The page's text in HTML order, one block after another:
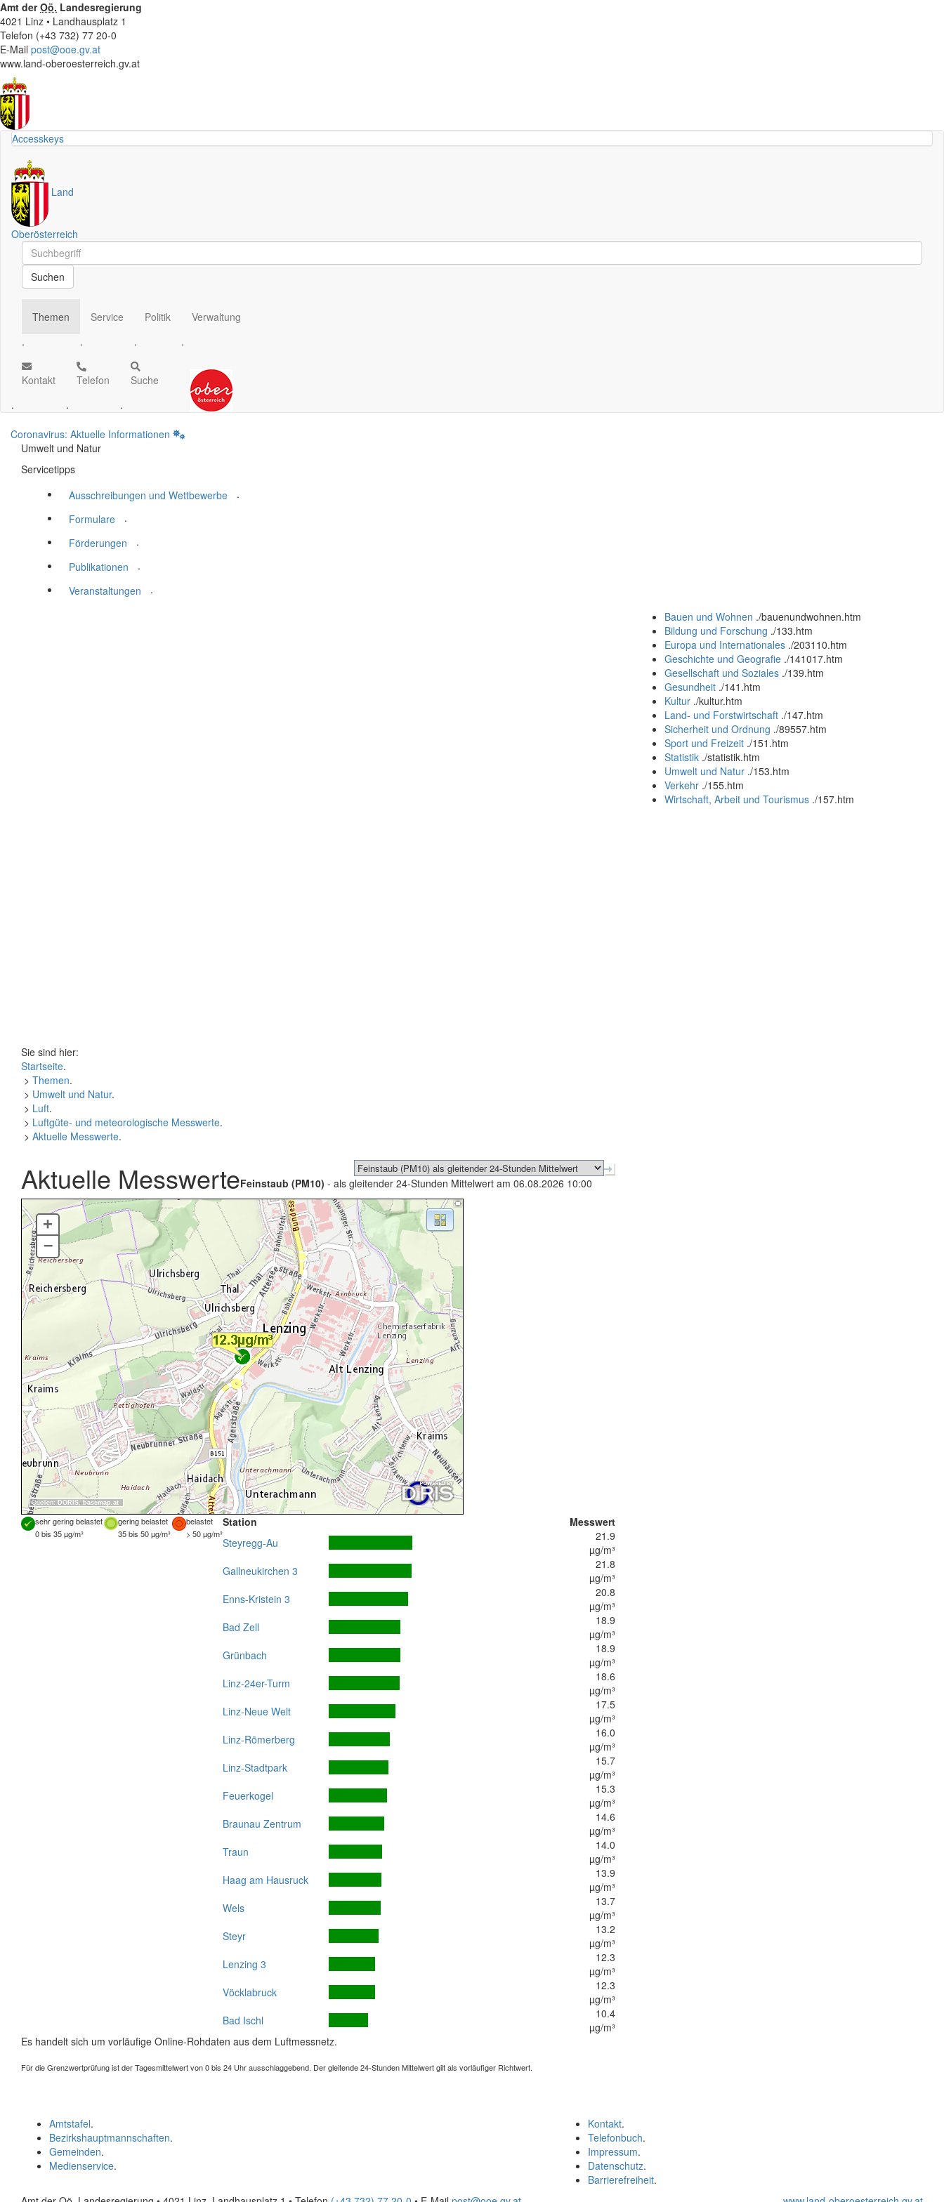
Amt derOö. Landesregierung
4021 Linz • Landhausplatz 1
Telefon (+43 732) 77 20-0
E-Mail post@ooe.gv.at
www.land-oberoesterreich.gv.at
Accesskeys
Land
Oberösterreich
Schnellsuche
Schnellsuche
Suchen
Themen
.
Service
.
Politik
.
Verwaltung
.
Kontakt
.
Telefon
.
Suche
.
Coronavirus: Aktuelle Informationen
Umwelt und Natur
Servicetipps
Ausschreibungen und Wettbewerbe
.
Formulare
.
Förderungen
.
Publikationen
.
Veranstaltungen
.
Bauen und Wohnen ./bauenundwohnen.htm
Bildung und Forschung ./133.htm
Europa und Internationales ./203110.htm
Geschichte und Geografie ./141017.htm
Gesellschaft und Soziales ./139.htm
Gesundheit ./141.htm
Kultur ./kultur.htm
Land- und Forstwirtschaft ./147.htm
Sicherheit und Ordnung ./89557.htm
Sport und Freizeit ./151.htm
Statistik ./statistik.htm
Umwelt und Natur ./153.htm
Verkehr ./155.htm
Wirtschaft, Arbeit und Tourismus ./157.htm
Sie sind hier:
Startseite.
> Themen.
> Umwelt und Natur.
> Luft.
> Luftgüte- und meteorologische Messwerte.
> Aktuelle Messwerte.
Aktuelle MesswerteFeinstaub (PM10) - als gleitender 24-Stunden Mittelwert am 06.08.2026 10:00
Quellen: DORIS, basemap.at
+
–
sehr gering belastet gering belastet
belastet
0 bis 35 µg/m³
35 bis 50 µg/m³ > 50 µg/m³
Station
Messwert
Steyregg-Au
21.9
µg/m³
Gallneukirchen 3
21.8
µg/m³
Enns-Kristein 3
20.8
µg/m³
Bad Zell
18.9
µg/m³
Grünbach
18.9
µg/m³
Linz-24er-Turm
18.6
µg/m³
Linz-Neue Welt
17.5
µg/m³
Linz-Römerberg
16.0
µg/m³
Linz-Stadtpark
15.7
µg/m³
Feuerkogel
15.3
µg/m³
Braunau Zentrum
14.6
µg/m³
Traun
14.0
µg/m³
Haag am Hausruck
13.9
µg/m³
Wels
13.7
µg/m³
Steyr
13.2
µg/m³
Lenzing 3
12.3
µg/m³
Vöcklabruck
12.3
µg/m³
Bad Ischl
10.4
µg/m³
Es handelt sich um vorläufige Online-Rohdaten aus dem Luftmessnetz.
Für die Grenzwertprüfung ist der Tagesmittelwert von 0 bis 24 Uhr ausschlaggebend. Der gleitende 24-Stunden Mittelwert gilt als vorläufiger Richtwert.
Kontakt.
Telefonbuch.
Impressum.
Datenschutz.
Barrierefreiheit.
Amtstafel.
Bezirkshauptmannschaften.
Gemeinden.
Medienservice.